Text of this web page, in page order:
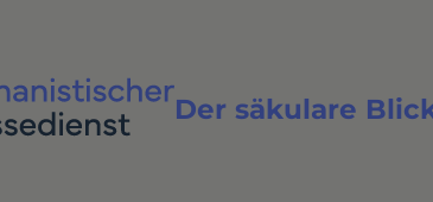
Der säkulare